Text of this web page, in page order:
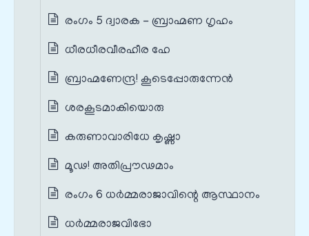
രംഗം 5 ദ്വാരക - ബ്രാഹ്മണ ഗൃഹം
ധീരധീരവീരഹീര ഹേ
ബ്രാഹ്മണേന്ദ്ര! കൂടെപ്പോരുന്നേൻ
ശരകൂടമാകിയൊരു
കരുണാവാരിധേ കൃഷ്ണാ
മൂഢ! അതിപ്രൗഢമാം
രംഗം 6 ധർമ്മരാജാവിന്റെ ആസ്ഥാനം
ധർമ്മരാജവിഭോ